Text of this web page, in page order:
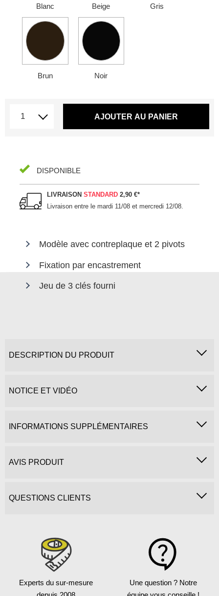
Blanc Beige Gris
Brun Noir
AJOUTER AU PANIER
DISPONIBLE
LIVRAISONSTANDARD 2,90 €*
Livraison entre lemardi 11/08 et mercredi 12/08.
Modèle avec contreplaque et 2 pivots
Fixation par encastrement
Jeu de 3 clés fourni
DESCRIPTION DU PRODUIT
NOTICE ET VIDÉO
INFORMATIONS SUPPLÉMENTAIRES
AVIS PRODUIT
QUESTIONS CLIENTS
Experts du sur-mesure
Une question ? Notre